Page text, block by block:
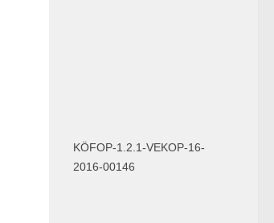
KÖFOP-1.2.1-VEKOP-16-
2016-00146